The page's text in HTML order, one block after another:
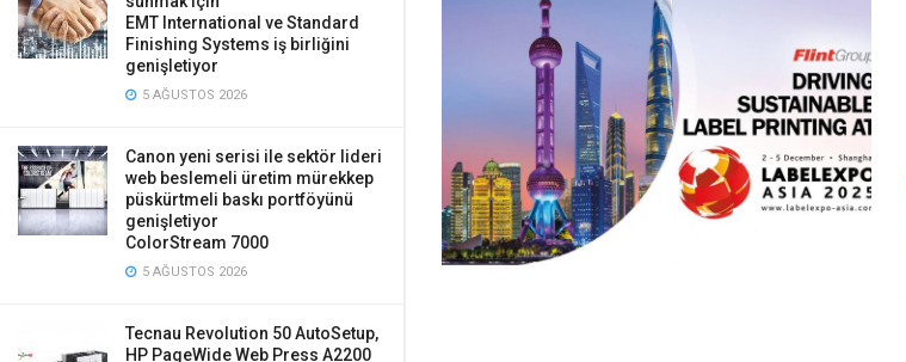
EMT International ve Standard
Finishing Systems iş birliğini
genişletiyor
5 AĞUSTOS 2026
Canon yeni serisi ile sektör lideri
web beslemeli üretim mürekkep
püskürtmeli baskı portföyünü
genişletiyor
ColorStream 7000
5 AĞUSTOS 2026
Tecnau Revolution 50 AutoSetup,
HP PageWide Web Press A2200